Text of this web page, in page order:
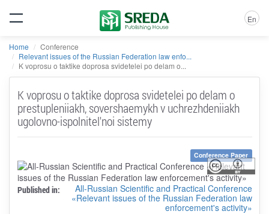
En
Home
Conference
Relevant issues of the Russian Federation law enfo...
K voprosu o taktike doprosa svidetelei po delam o...
K voprosu o taktike doprosa svidetelei po delam o
prestupleniiakh, sovershaemykh v uchrezhdeniiakh
ugolovno-ispolnitel'noi sistemy
Conference Paper
Published in:
All-Russian Scientific and Practical Conference
«Relevant issues of the Russian Federation law
enforcement's activity»